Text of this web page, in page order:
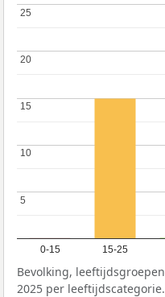
0-15 15-25
5
5
10
10
15
15
20
20
25
25
Bevolking,
2025 per leeftijdscategorie.